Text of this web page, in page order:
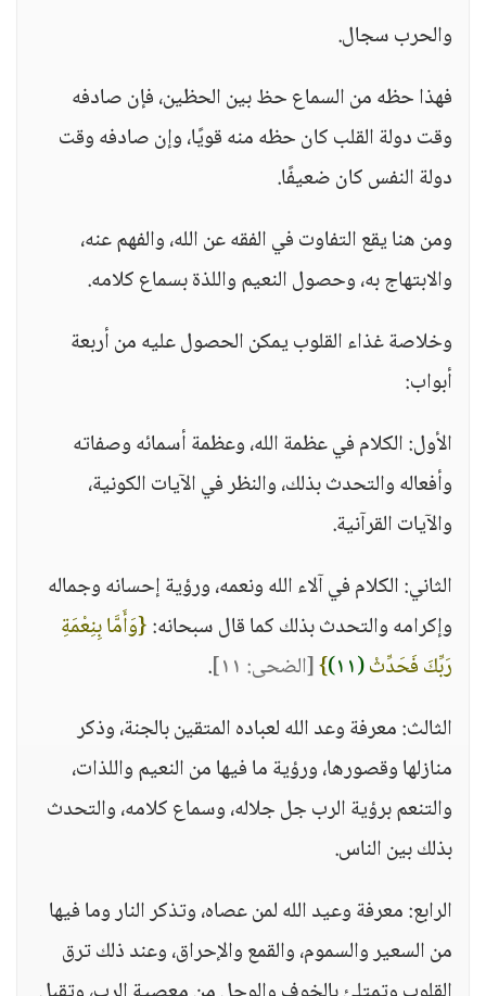
والحرب سجال.
فهذا حظه من السماع حظ بين الحظين، فإن صادفه
وقت دولة القلب كان حظه منه قويًا، وإن صادفه وقت
دولة النفس كان ضعيفًا.
ومن هنا يقع التفاوت في الفقه عن الله، والفهم عنه،
والابتهاج به، وحصول النعيم واللذة بسماع كلامه.
وخلاصة غذاء القلوب يمكن الحصول عليه من أربعة
أبواب:
الأول: الكلام في عظمة الله، وعظمة أسمائه وصفاته
وأفعاله والتحدث بذلك، والنظر في الآيات الكونية،
والآيات القرآنية.
الثاني: الكلام في آلاء الله ونعمه، ورؤية إحسانه وجماله
وإكرامه والتحدث بذلك كما قال سبحانه:{وَأَمَّا بِنِعْمَةِ
رَبِّكَ فَحَدِّثْ(١١) }[الضحى: ١١]
.
الثالث: معرفة وعد الله لعباده المتقين بالجنة، وذكر
منازلها وقصورها، ورؤية ما فيها من النعيم واللذات،
والتنعم برؤية الرب جل جلاله، وسماع كلامه، والتحدث
بذلك بين الناس.
الرابع: معرفة وعيد الله لمن عصاه، وتذكر النار وما فيها
من السعير والسموم، والقمع والإحراق، وعند ذلك ترق